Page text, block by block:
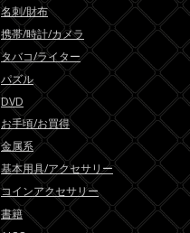
名刺/財布
携帯/時計/カメラ
タバコ/ライター
パズル
DVD
お手頃/お買得
金属系
基本用具/アクセサリー
コインアクセサリー
書籍